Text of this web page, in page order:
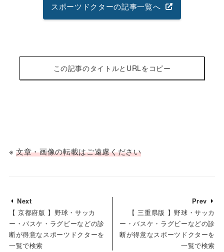
スポーツドクターの記事一覧へ
この記事のタイトルとURLをコピー
※文章・画像の転載はご遠慮ください
Next
【 京都府版 】野球・サッカ
ー・バスケ・ラグビーなどの診
断が得意なスポーツドクターを
一覧で検索
Prev
【 三重県版 】野球・サッカ
ー・バスケ・ラグビーなどの診
断が得意なスポーツドクターを
一覧で検索